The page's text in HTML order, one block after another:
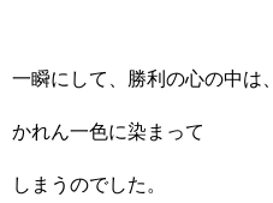
一瞬にして、勝利の心の中は、
かれん一色に染まって
しまうのでした。